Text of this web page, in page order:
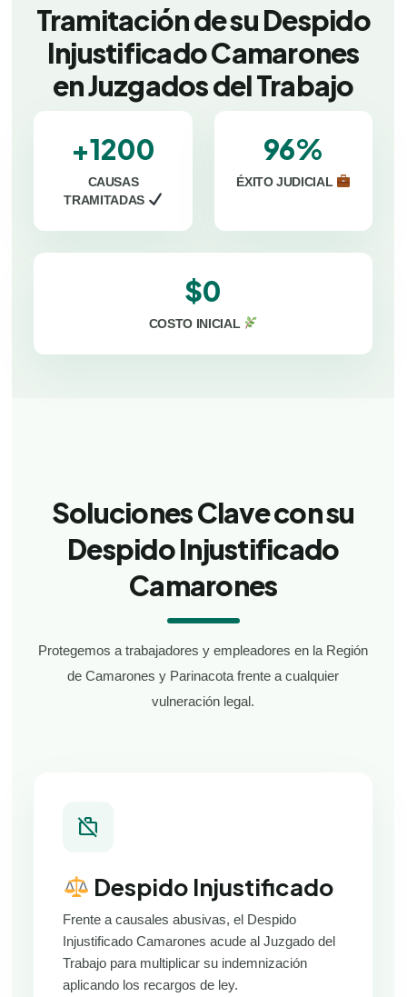
Tramitación de su Despido
Injustificado Camarones
en Juzgados del Trabajo
+1200
CAUSAS
TRAMITADAS
96%
ÉXITO JUDICIAL
$0
COSTO INICIAL
Soluciones Clave con su
Despido Injustificado
Camarones
Protegemos a trabajadores y empleadores en la Región
de Camarones y Parinacota frente a cualquier
vulneración legal.
work_off
Despido Injustificado
Frente a causales abusivas, el Despido
Injustificado Camarones acude al Juzgado del
Trabajo para multiplicar su indemnización
aplicando los recargos de ley.